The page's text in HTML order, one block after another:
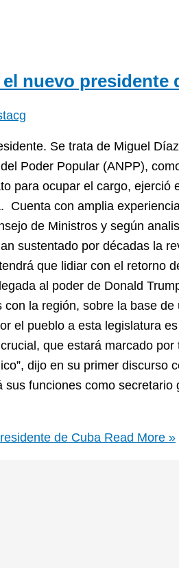
nuevo presidente
Se trata de Miguel
Poder Popular (ANPP),
para ocupar el cargo, ejerció
Cuenta con amplia
de Ministros y según
sustentado por décadas la
que lidiar con el retorno
al poder de Donald
la región, sobre la base
el pueblo a esta legislatura
que estará marcado
dijo en su primer discurso
funciones como secretario
de Cuba Read More »